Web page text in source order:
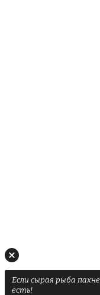
Если сырая рыба
есть!